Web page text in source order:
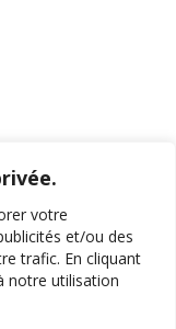
votre
et/ou des
trafic. En cliquant
notre utilisation